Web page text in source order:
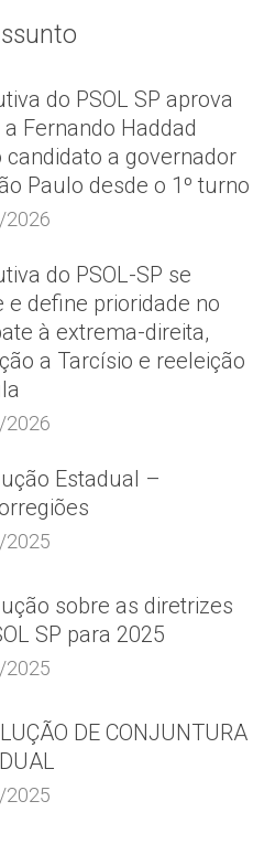
do PSOL SP aprova
Fernando Haddad
candidato a governador
Paulo desde o 1º turno
do PSOL-SP se
e define prioridade no
à extrema-direita,
a Tarcísio e reeleição
Estadual –
sobre as diretrizes
SP para 2025
DE CONJUNTURA